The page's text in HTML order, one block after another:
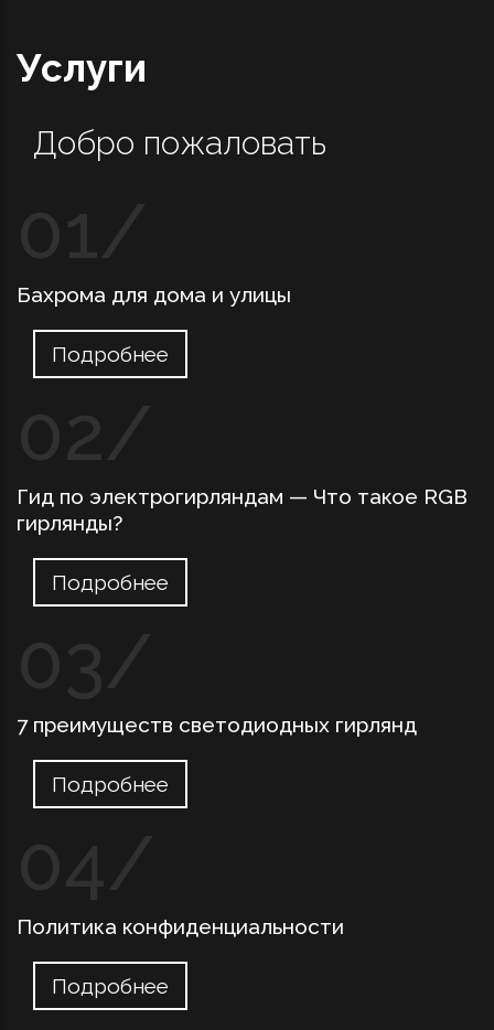
Услуги
Добро пожаловать
Бахрома для дома и улицы
Подробнее
Гид по электрогирляндам — Что такое RGB
гирлянды?
Подробнее
7 преимуществ светодиодных гирлянд
Подробнее
Политика конфиденциальности
Подробнее